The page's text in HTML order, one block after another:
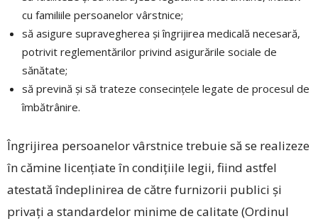
cu familiile persoanelor vârstnice;
să asigure supravegherea şi îngrijirea medicală necesară,
potrivit reglementărilor privind asigurările sociale de
sănătate;
să prevină şi să trateze consecinţele legate de procesul de
îmbătrânire.
Îngrijirea persoanelor vârstnice trebuie să se realizeze
în cămine licențiate în condițiile legii, fiind astfel
atestată îndeplinirea de către furnizorii publici și
privați a standardelor minime de calitate (Ordinul